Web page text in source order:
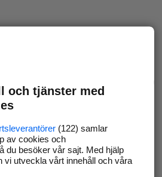
och tjänster med
(122) samlar
av cookies och
du besöker vår sajt. Med hjälp
vi utveckla vårt innehåll och våra